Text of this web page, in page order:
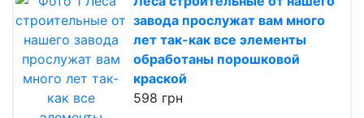
завода прослужат вам много
лет так-как все элементы
обработаны порошковой
краской
598 грн